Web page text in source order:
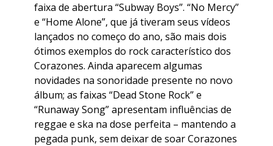
faixa de abertura “Subway Boys”. “No Mercy”
e “Home Alone”, que já tiveram seus vídeos
lançados no começo do ano, são mais dois
ótimos exemplos do rock característico dos
Corazones. Ainda aparecem algumas
novidades na sonoridade presente no novo
álbum; as faixas “Dead Stone Rock” e
“Runaway Song” apresentam influências de
reggae e ska na dose perfeita – mantendo a
pegada punk, sem deixar de soar Corazones